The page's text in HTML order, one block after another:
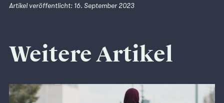
Artikel veröffentlicht: 16. September 2023
Weitere Artikel